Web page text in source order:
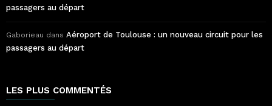
passagers au départ
Gaborieau dans Aéroport de Toulouse : un nouveau circuit pour les
passagers au départ
LES PLUS COMMENTÉS